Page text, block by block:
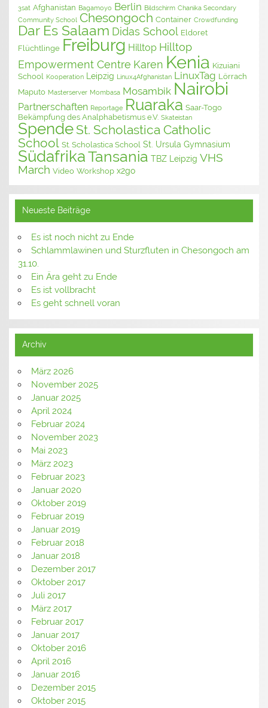
3sat Afghanistan Bagamoyo Berlin Bildschirm Chanika Secondary
Community School
Chesongoch Container Crowdfunding
Dar Es Salaam Didas School Eldoret
Flüchtlinge Freiburg Hilltop Hilltop
Empowerment Centre Karen Kenia Kizuiani
School Kooperation Leipzig Linux4Afghanistan LinuxTag Lörrach
Maputo Masterserver Mombasa Mosambik Nairobi
Partnerschaften Reportage Ruaraka Saar-Togo
Bekämpfung des Analphabetismus e.V. Skateistan
Spende St. Scholastica Catholic
School St. Scholastica School St. Ursula Gymnasium
SüdafrikaTansania TBZ Leipzig VHS
March Video Workshop x2go
Neueste Beiträge
Es ist noch nicht zu Ende
Schlammlawinen und Sturzfluten in Chesongoch am
31.10.
Ein Ära geht zu Ende
Es ist vollbracht
Es geht schnell voran
Archiv
März 2026
November 2025
Januar 2025
April 2024
Februar 2024
November 2023
Mai 2023
März 2023
Februar 2023
Januar 2020
Oktober 2019
Februar 2019
Januar 2019
Februar 2018
Januar 2018
Dezember 2017
Oktober 2017
Juli 2017
März 2017
Februar 2017
Januar 2017
Oktober 2016
April 2016
Januar 2016
Dezember 2015
Oktober 2015